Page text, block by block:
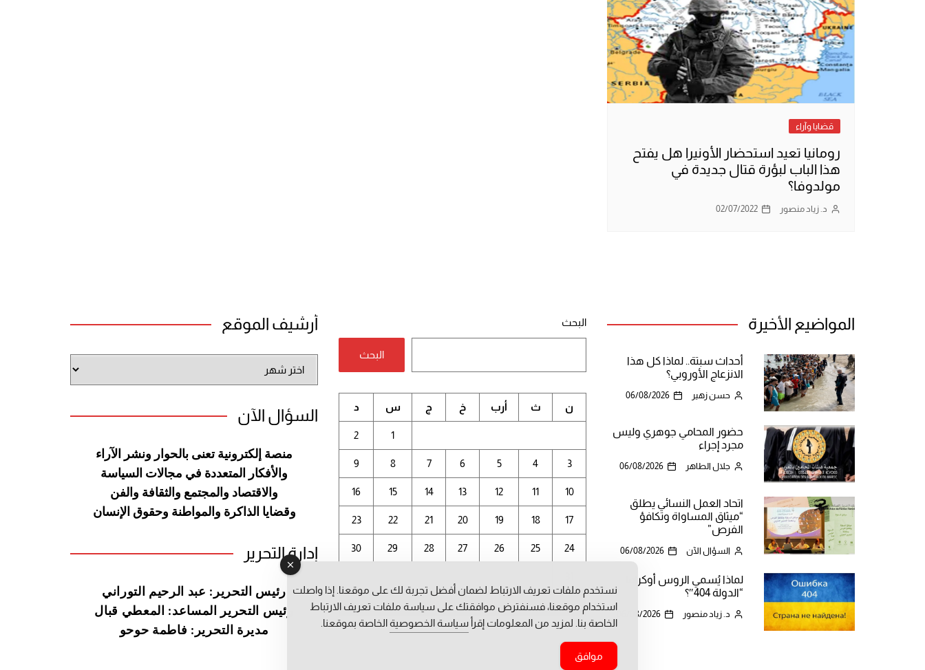
قضايا وآراء
رومانيا تعيد استحضار الأونيرا هل يفتح
هذا الباب لبؤرة قتال جديدة في
مولدوفا؟
د. زياد منصور 02/07/2022
المواضيع الأخيرة
أحداث سبتة.. لماذا كل هذا
الانزعاج الأوروبي؟
حسن زهير 06/08/2026
حضور المحامي جوهري وليس
مجرد إجراء
جلال الطاهر 06/08/2026
اتحاد العمل النسائي يطلق
“ميثاق المساواة وتكافؤ
الفرص”
السؤال الآن 06/08/2026
لماذا يُسمي الروس أوكرانيا
“الدولة 404″؟
د. زياد منصور 06/08/2026
البحث
البحث
أغسطس 2026
ن ث أرب خ ج س د
1
2
3
4
5
6
7
8
9
10
11
12
13
14
15
16
17
18
19
20
21
22
23
24
25
26
27
28
29
30
« يوليو
أرشيف الموقع
الموقع
السؤال الآن
منصة إلكترونية تعنى بالحوار ونشر
الآراء
والأفكار المتعددة في مجالات السياسة
والاقتصاد والمجتمع والثقافة والفن
وقضايا الذاكرة والمواطنة وحقوق الإنسان
إدارة التحرير
رئيس التحرير: عبد الرحيم التوراني
رئيس التحرير المساعد: المعطي قبال
مديرة التحرير: فاطمة حوحو
نستخدم ملفات تعريف الارتباط لضمان أفضل تجربة لك على موقعنا. إذا واصلت
استخدام موقعنا، فسنفترض موافقتك على سياسة ملفات تعريف الارتباط
الخاصة بنا. لمزيد من المعلومات إقرأ سياسة الخصوصيةالخاصة بموقعنا.
موافق